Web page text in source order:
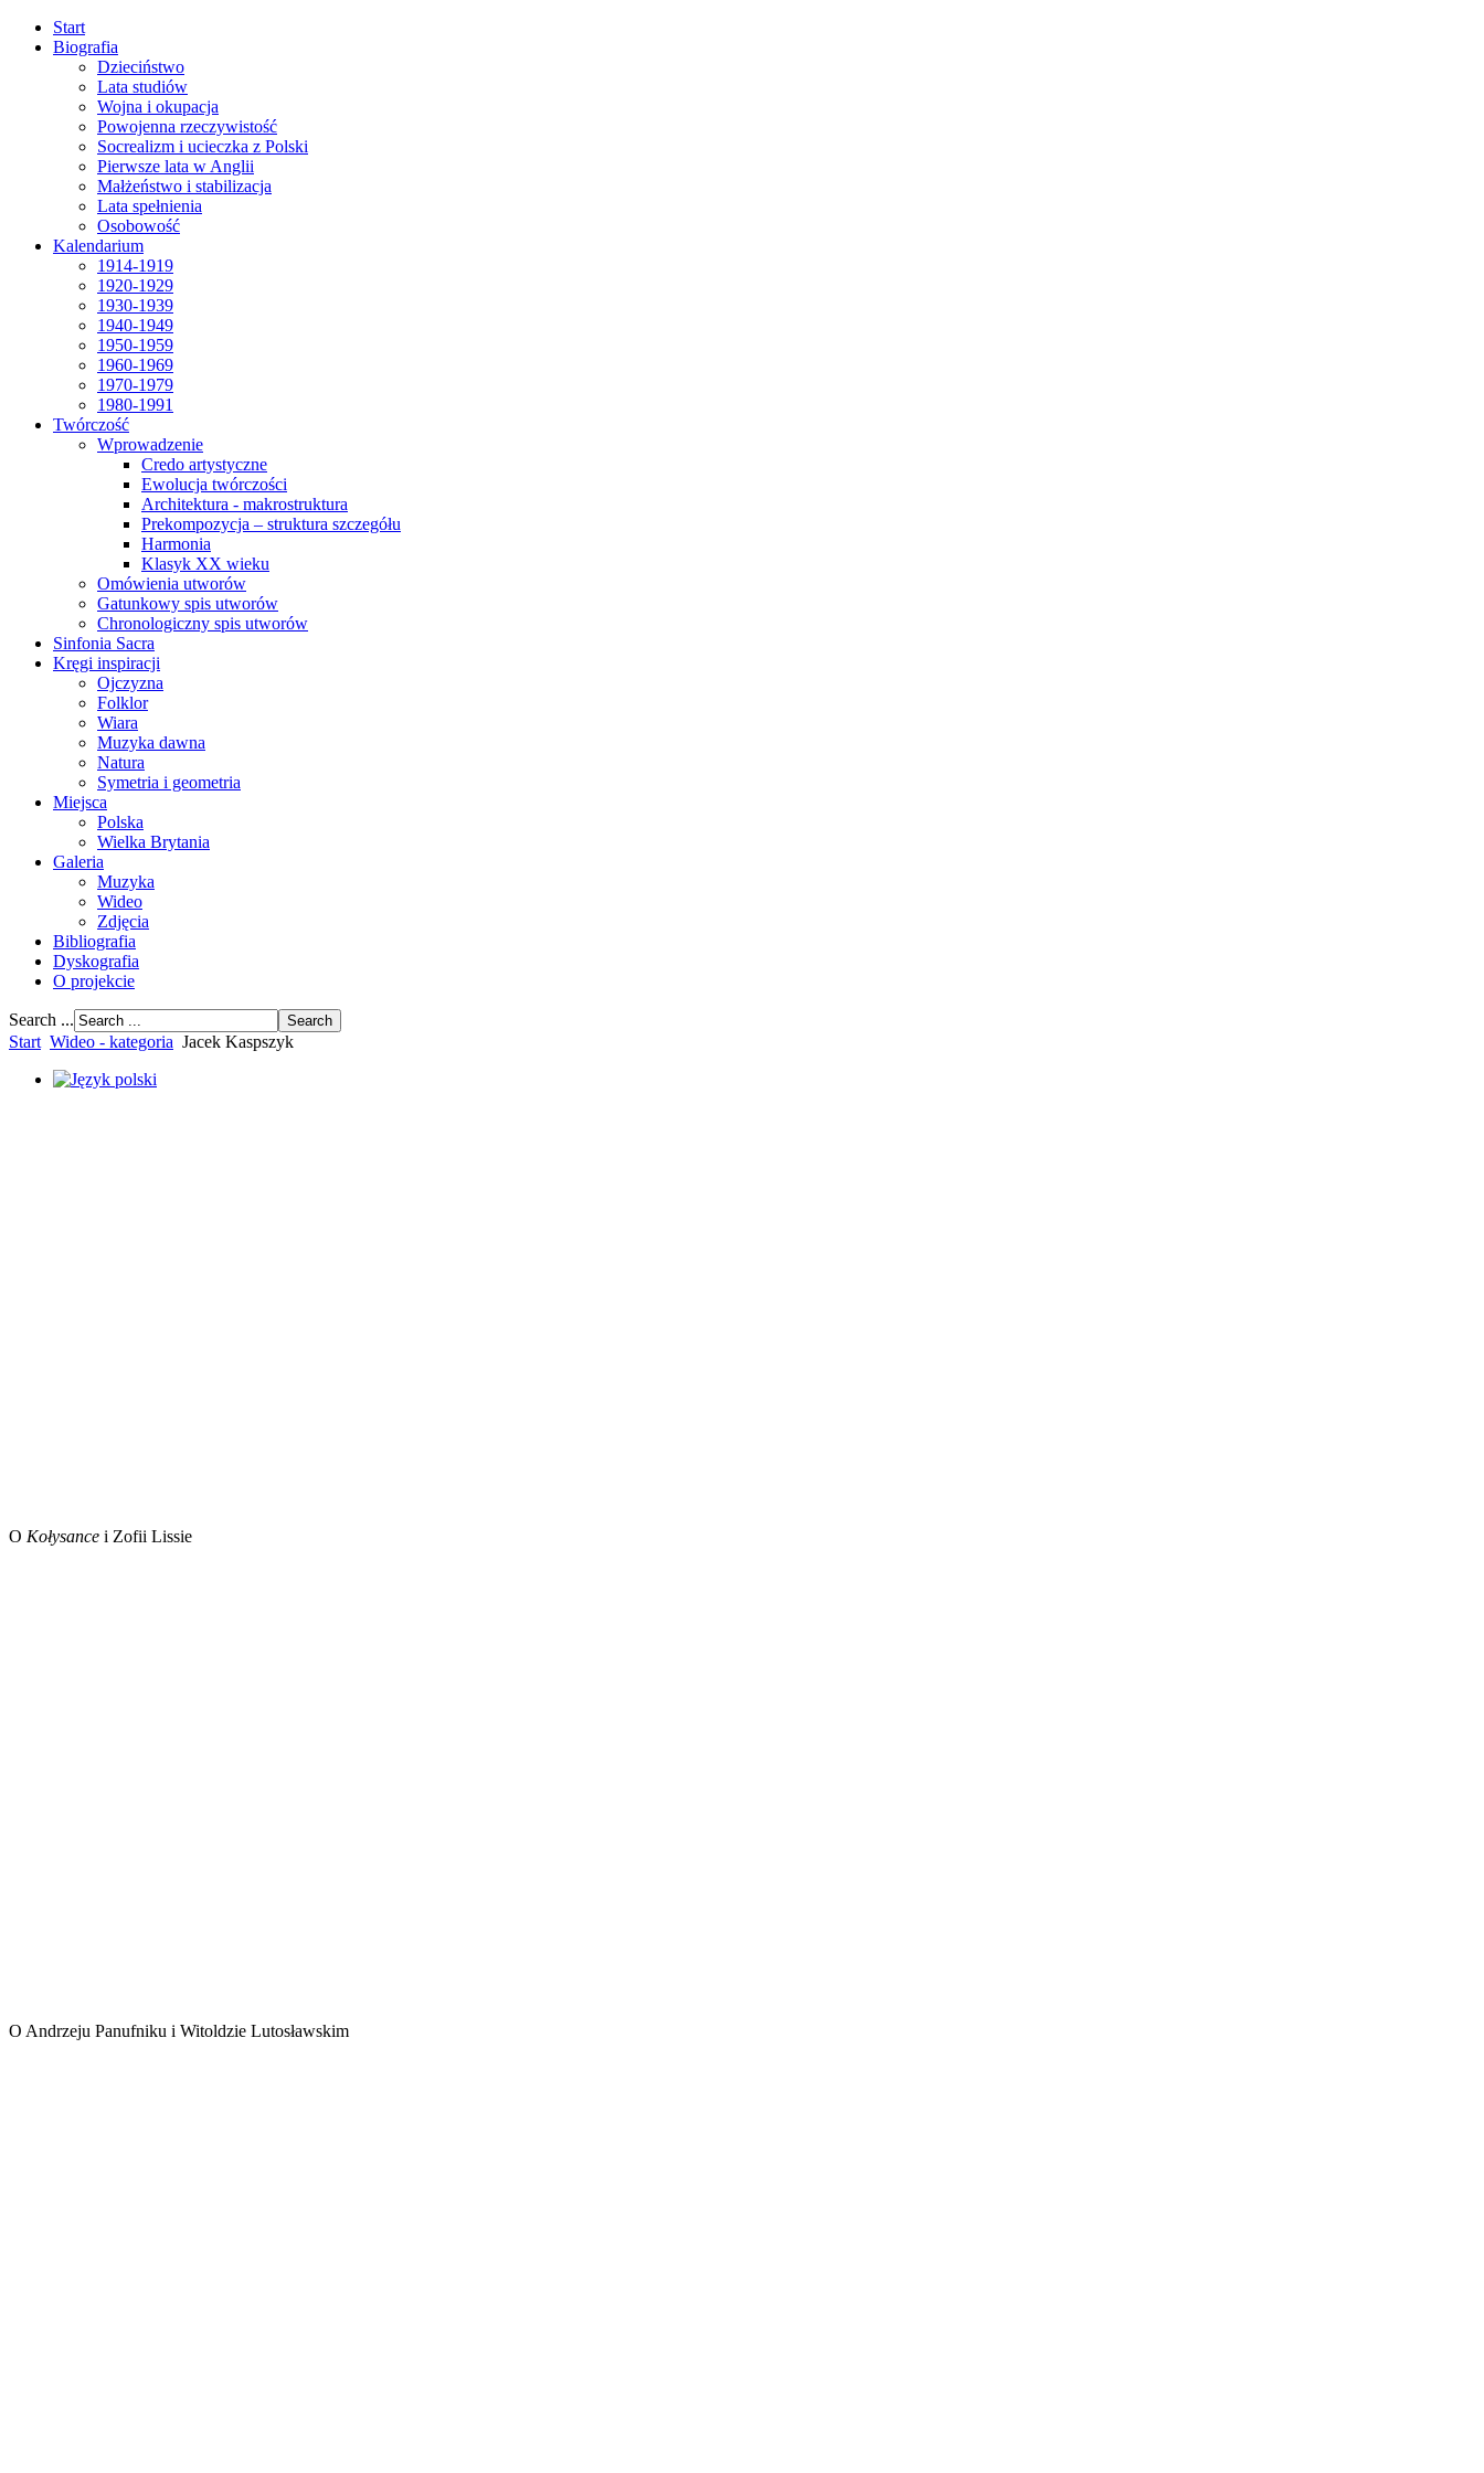
Start
Biografia
Dzieciństwo
Lata studiów
Wojna i okupacja
Powojenna rzeczywistość
Socrealizm i ucieczka z Polski
Pierwsze lata w Anglii
Małżeństwo i stabilizacja
Lata spełnienia
Osobowość
Kalendarium
1914-1919
1920-1929
1930-1939
1940-1949
1950-1959
1960-1969
1970-1979
1980-1991
Twórczość
Wprowadzenie
Credo artystyczne
Ewolucja twórczości
Architektura - makrostruktura
Prekompozycja – struktura szczegółu
Harmonia
Klasyk XX wieku
Omówienia utworów
Gatunkowy spis utworów
Chronologiczny spis utworów
Sinfonia Sacra
Kręgi inspiracji
Ojczyzna
Folklor
Wiara
Muzyka dawna
Natura
Symetria i geometria
Miejsca
Polska
Wielka Brytania
Galeria
Muzyka
Wideo
Zdjęcia
Bibliografia
Dyskografia
O projekcie
Search ...
Start Wideo - kategoria Jacek Kaspszyk
O Kołysance i Zofii Lissie
O Andrzeju Panufniku i Witoldzie Lutosławskim